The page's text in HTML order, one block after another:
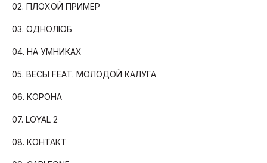
02. ПЛОХОЙ ПРИМЕР
03. ОДНОЛЮБ
04. НА УМНИКАХ
05. ВЕСЫ FEAT. МОЛОДОЙ КАЛУГА
06. КОРОНА
07. LOYAL 2
08. КОНТАКТ